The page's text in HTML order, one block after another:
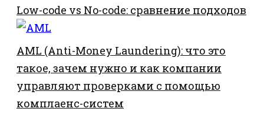
Low-code vs No-code: сравнение подходов
AML (Anti-Money Laundering): что это
такое, зачем нужно и как компании
управляют проверками с помощью
комплаенс-систем